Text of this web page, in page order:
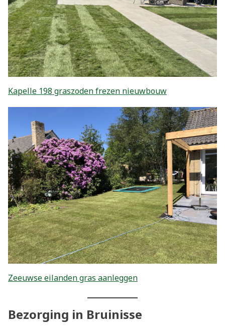
Kapelle 198 graszoden frezen nieuwbouw
Zeeuwse eilanden gras aanleggen
Bezorging in Bruinisse